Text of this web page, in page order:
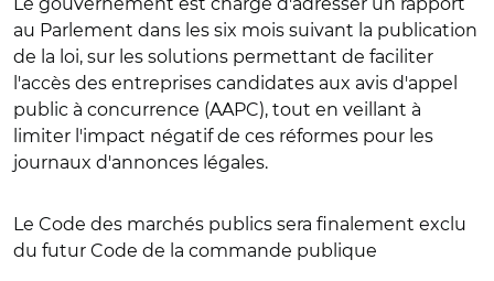
au Parlement dans les six mois suivant la publication
de la loi, sur les solutions permettant de faciliter
l'accès des entreprises candidates aux avis d'appel
public à concurrence (AAPC), tout en veillant à
limiter l'impact négatif de ces réformes pour les
journaux d'annonces légales.
Le Code des marchés publics sera finalement exclu
du futur Code de la commande publique